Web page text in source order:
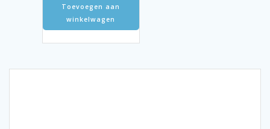
Toevoegen aan
winkelwagen